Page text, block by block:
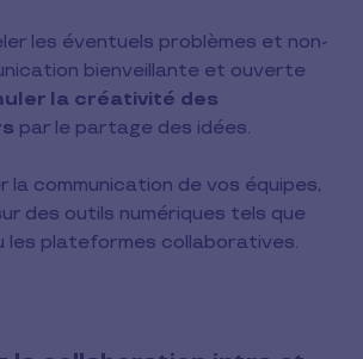
les éventuels problèmes et non-
bienveillante et ouverte
la créativité des
par le partage des idées.
la communication de vos équipes,
des outils numériques tels que
les plateformes collaboratives.